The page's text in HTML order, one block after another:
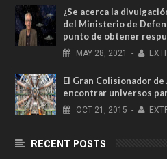
¿Se acerca la
del Ministerio de
punto de obtener
MAY 28, 2021 -
El Gran Colisionador
encontrar universos
OCT 21, 2015 -
RECENT POSTS